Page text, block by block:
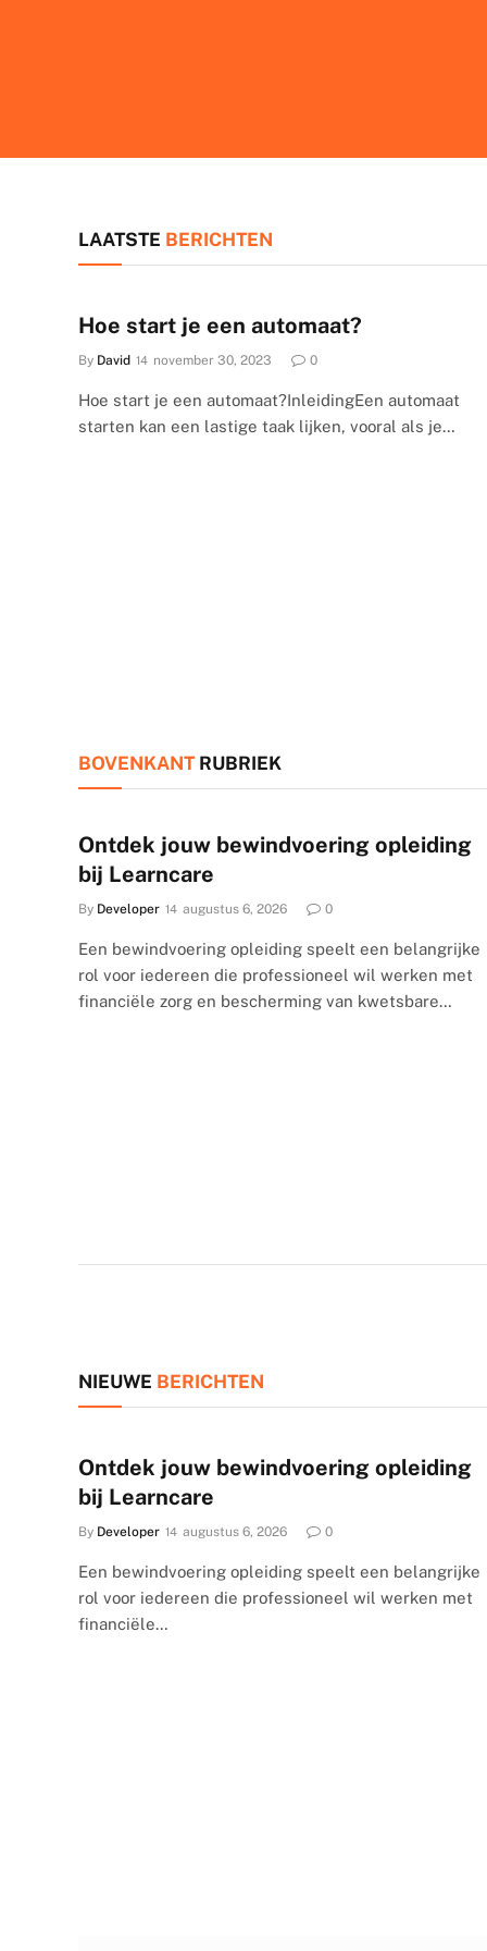
LAATSTE BERICHTEN
Hoe start je een automaat?
By David november 30, 2023 0
Hoe start je een automaat?InleidingEen automaat
starten kan een lastige taak lijken, vooral als je…
BOVENKANTRUBRIEK
Ontdek jouw bewindvoering opleiding
bij Learncare
By Developer augustus 6, 2026 0
Een bewindvoering opleiding speelt een belangrijke
rol voor iedereen die professioneel wil werken met
financiële zorg en bescherming van kwetsbare…
NIEUWE BERICHTEN
Ontdek jouw bewindvoering opleiding
bij Learncare
By Developer augustus 6, 2026 0
Een bewindvoering opleiding speelt een belangrijke
rol voor iedereen die professioneel wil werken met
financiële…